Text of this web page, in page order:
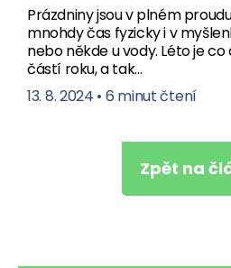
Prázdniny jsou v plném
mnohdy čas fyzicky i v
nebo někde u vody. Léto je
částí roku, a tak…
13. 8. 2024 • 6 minut čtení
Zpět na